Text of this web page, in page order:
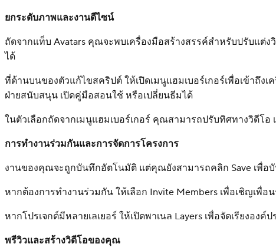
ยกระดับภาพและงานดีไซน์
ถัดจากแท็บ Avatars คุณจะพบเครื่องมือสร้างสรรค์สำหรับปรับแต่
ได้
ที่ด้านบนของตัวแก้ไขสคริปต์ ให้เปิดเมนูแฮมเบอร์เกอร์เพื่อเข้าถึ
ฝ่ายสนับสนุน เปิดคู่มือสอนใช้ หรือเปลี่ยนธีมได้
ในตัวเลือกถัดจากเมนูแฮมเบอร์เกอร์ คุณสามารถปรับทิศทางวิดีโ
การทำงานร่วมกันและการจัดการโครงการ
งานของคุณจะถูกบันทึกอัตโนมัติ แต่คุณยังสามารถคลิก Save เพื่อบั
หากต้องการทำงานร่วมกัน ให้เลือก Invite Members เพื่อเชิญเพื่
หากโปรเจกต์มีหลายเลเยอร์ ให้เปิดพาเนล Layers เพื่อจัดเรียงอ
พรีวิวและสร้างวิดีโอของคุณ